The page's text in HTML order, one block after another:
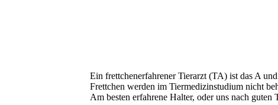
Ein frettchenerfahrener Tierarzt (TA) ist das A
Frettchen werden im Tiermedizinstudium nicht
Am besten erfahrene Halter, oder uns nach guten